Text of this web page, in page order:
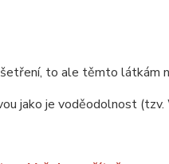
to ale těmto látkám
jako je voděodolnost